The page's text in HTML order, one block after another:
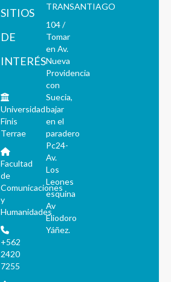
SITIOS
DE
INTERÉS
Universidad
Finis
Terrae
Facultad
de
Comunicaciones
y
Humanidades
+562
2420
7255
TRANSANTIAGO
104 /
Tomar
en Av.
Nueva
Providencia
con
Suecia,
bajar
en el
paradero
Pc24-
Av.
Los
Leones
esquina
Av
Eliodoro
Yáñez.